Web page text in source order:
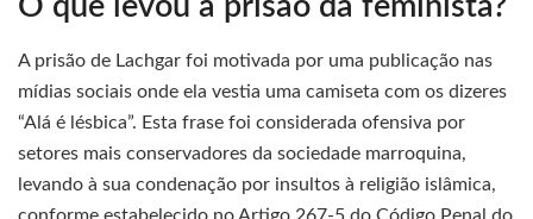
O que levou à prisão da feminista?
A prisão de Lachgar foi motivada por uma publicação nas
mídias sociais onde ela vestia uma camiseta com os dizeres
“Alá é lésbica”. Esta frase foi considerada ofensiva por
setores mais conservadores da sociedade marroquina,
levando à sua condenação por insultos à religião islâmica,